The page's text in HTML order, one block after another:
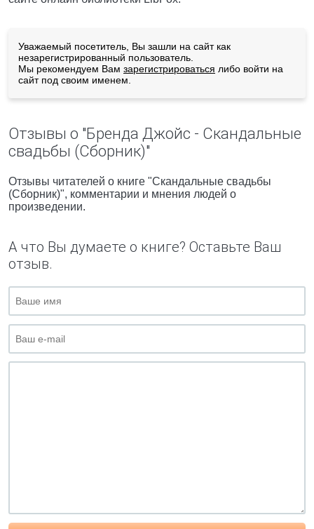
Уважаемый посетитель, Вы зашли на сайт как
незарегистрированный пользователь.
Мы рекомендуем Вам зарегистрироваться либо войти на
сайт под своим именем.
Отзывы о "Бренда Джойс - Скандальные
свадьбы (Сборник)"
Отзывы читателей о книге "Скандальные свадьбы
(Сборник)", комментарии и мнения людей о
произведении.
А что Вы думаете о книге? Оставьте Ваш
отзыв.